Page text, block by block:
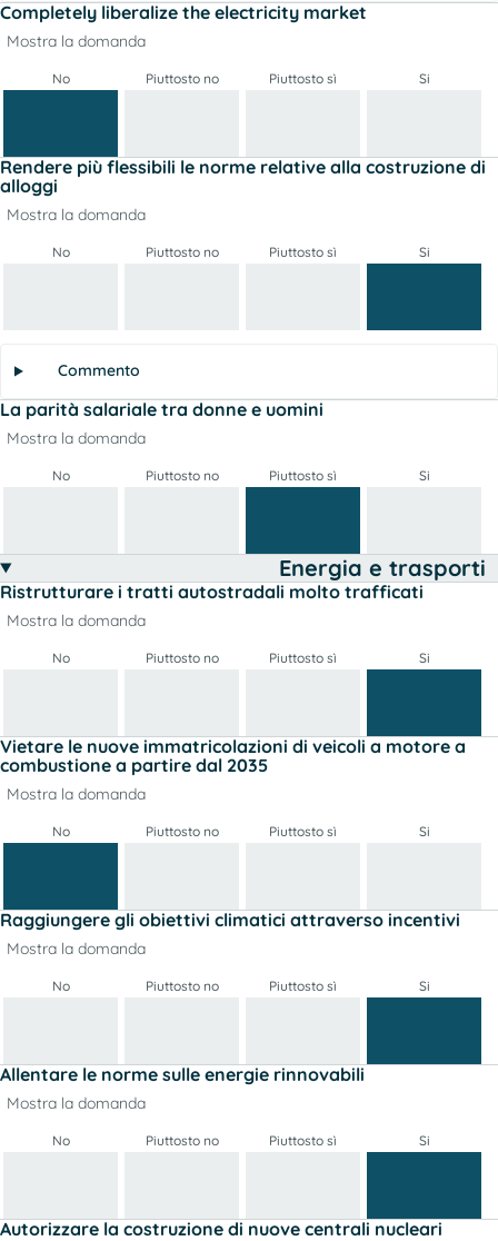
Completely liberalize the electricity market
Mostra la domanda
No Piuttosto no Piuttosto sì Si
Rendere più flessibili le norme relative alla costruzione di
alloggi
Mostra la domanda
No Piuttosto no Piuttosto sì Si
Commento
La parità salariale tra donne e uomini
Mostra la domanda
No Piuttosto no Piuttosto sì Si
Energia e trasporti
Ristrutturare i tratti autostradali molto trafficati
Mostra la domanda
No Piuttosto no Piuttosto sì Si
Vietare le nuove immatricolazioni di veicoli a motore a
combustione a partire dal 2035
Mostra la domanda
No Piuttosto no Piuttosto sì Si
Raggiungere gli obiettivi climatici attraverso incentivi
Mostra la domanda
No Piuttosto no Piuttosto sì Si
Allentare le norme sulle energie rinnovabili
Mostra la domanda
No Piuttosto no Piuttosto sì Si
Autorizzare la costruzione di nuove centrali nucleari